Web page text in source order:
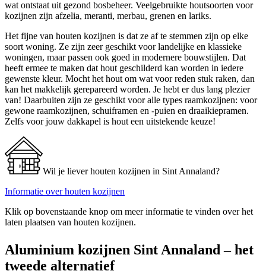
wat ontstaat uit gezond bosbeheer. Veelgebruikte houtsoorten voor
kozijnen zijn afzelia, meranti, merbau, grenen en lariks.
Het fijne van houten kozijnen is dat ze af te stemmen zijn op elke
soort woning. Ze zijn zeer geschikt voor landelijke en klassieke
woningen, maar passen ook goed in modernere bouwstijlen. Dat
heeft ermee te maken dat hout geschilderd kan worden in iedere
gewenste kleur. Mocht het hout om wat voor reden stuk raken, dan
kan het makkelijk gerepareerd worden. Je hebt er dus lang plezier
van! Daarbuiten zijn ze geschikt voor alle types raamkozijnen: voor
gewone raamkozijnen, schuiframen en -puien en draaikiepramen.
Zelfs voor jouw dakkapel is hout een uitstekende keuze!
Wil je liever houten kozijnen in Sint Annaland?
Informatie over houten kozijnen
Klik op bovenstaande knop om meer informatie te vinden over het
laten plaatsen van houten kozijnen.
Aluminium kozijnen Sint Annaland – het
tweede alternatief